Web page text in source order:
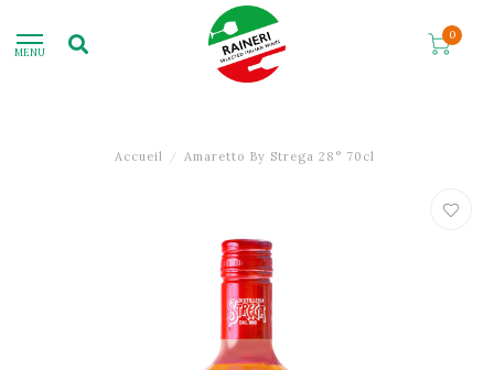
MENU
0
Accueil / Amaretto By Strega 28° 70cl